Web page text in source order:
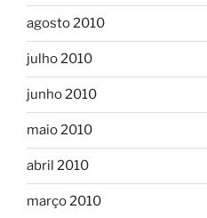
agosto 2010
julho 2010
junho 2010
maio 2010
abril 2010
março 2010